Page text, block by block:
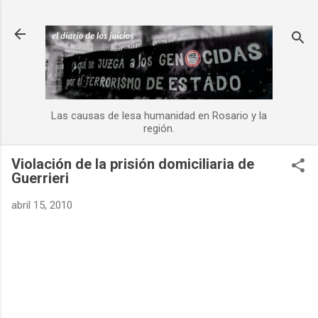
Las causas de lesa humanidad en Rosario y la
región.
Violación de la prisión domiciliaria de
Guerrieri
abril 15, 2010